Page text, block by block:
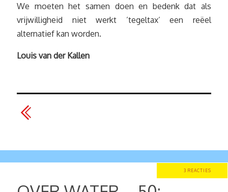
We moeten het samen doen en bedenk dat als
vrijwilligheid niet werkt ’tegeltax’ een reëel
alternatief kan worden.
Louis van der Kallen
3 REACTIES